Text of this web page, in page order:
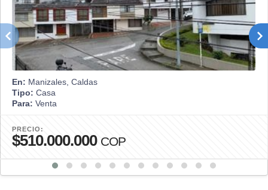
En: Manizales, Caldas
Tipo: Casa
Para: Venta
PRECIO:
$510.000.000 COP